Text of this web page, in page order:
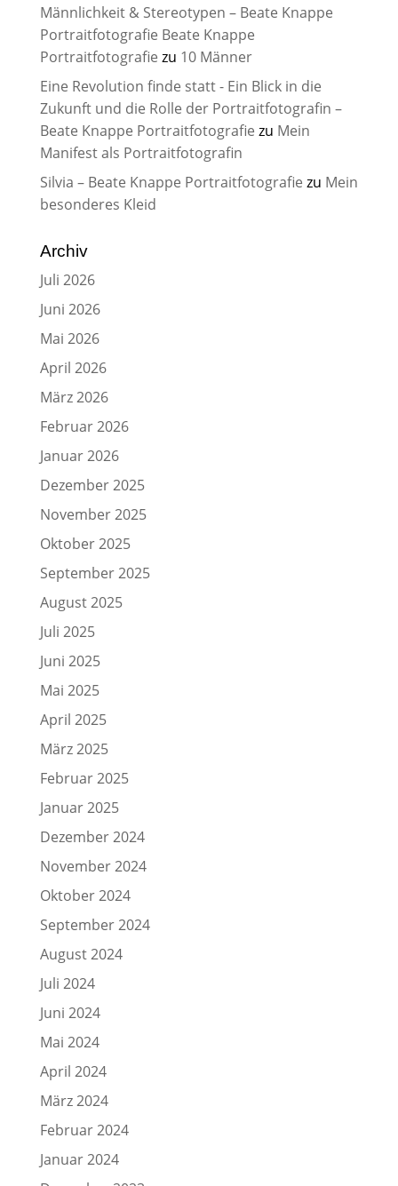
Männlichkeit & Stereotypen – Beate Knappe
Portraitfotografie Beate Knappe
Portraitfotografie zu 10 Männer
Eine Revolution finde statt - Ein Blick in die
Zukunft und die Rolle der Portraitfotografin –
Beate Knappe Portraitfotografie zu Mein
Manifest als Portraitfotografin
Silvia – Beate Knappe Portraitfotografie zu Mein
besonderes Kleid
Archiv
Juli 2026
Juni 2026
Mai 2026
April 2026
März 2026
Februar 2026
Januar 2026
Dezember 2025
November 2025
Oktober 2025
September 2025
August 2025
Juli 2025
Juni 2025
Mai 2025
April 2025
März 2025
Februar 2025
Januar 2025
Dezember 2024
November 2024
Oktober 2024
September 2024
August 2024
Juli 2024
Juni 2024
Mai 2024
April 2024
März 2024
Februar 2024
Januar 2024